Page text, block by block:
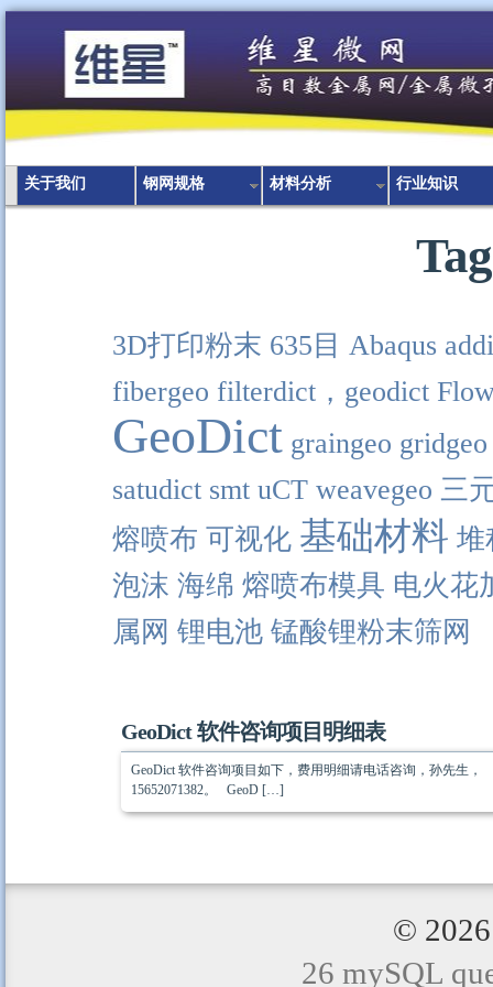
关于我们 钢网规格 材料分析 行业知识
3D打印粉末 635目 Abaqus
fibergeo filterdict，geodict
GeoDict graingeo gridgeo
satudict smt uCT weavegeo 三
熔喷布 可视化 基础材料 堆
泡沫 海绵 熔喷布模具 电火花
属网 锂电池 锰酸锂粉末筛网
GeoDict 软件咨询项目明细表
GeoDict 软件咨询项目如下，费用明细请电话咨询，孙先生，
15652071382。 GeoD […]
©
26 mySQL